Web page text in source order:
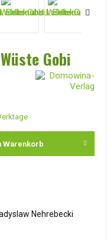
Gobi
Warenkorb
Nehrebecki